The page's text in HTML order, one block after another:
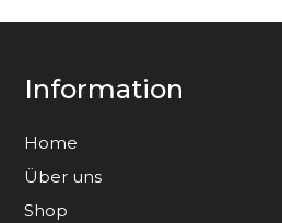
Information
Home
Über uns
Shop